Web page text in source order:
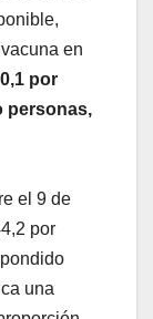
en
por
personas,
el 9 de
por
una